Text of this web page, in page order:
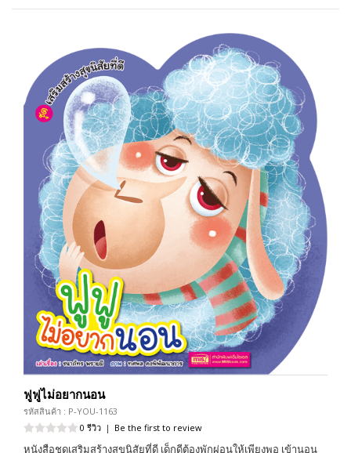
ฟูฟูไม่อยากนอน
รหัสสินค้า : P-YOU-1163
0 รีวิว | Be the first to review
หนังสือชุดเสริมสร้างสุขนิสัยที่ดี เด็กดีต้องพักผ่อนให้เพียงพอ เข้านอน